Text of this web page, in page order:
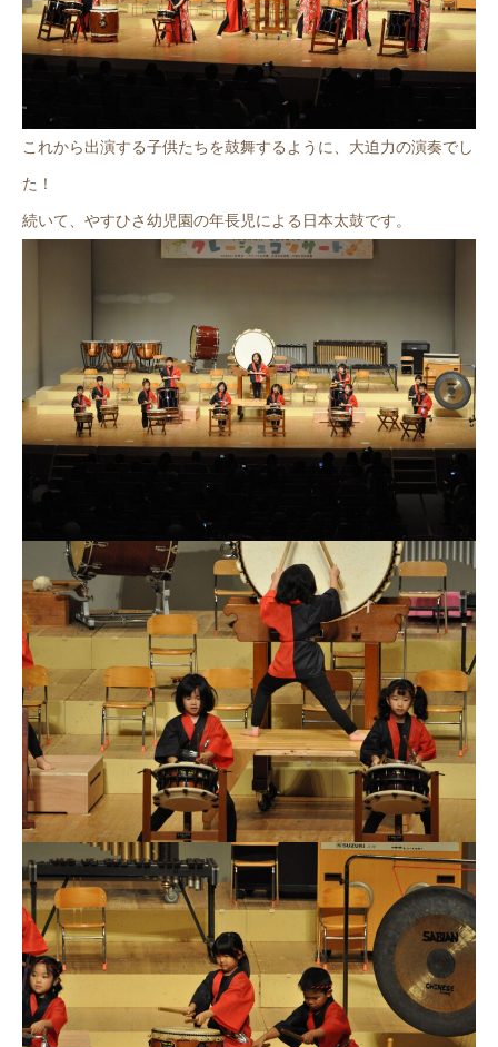
これから出演する子供たちを鼓舞するように、大迫力の演奏でし
た！
続いて、やすひさ幼児園の年長児による日本太鼓です。